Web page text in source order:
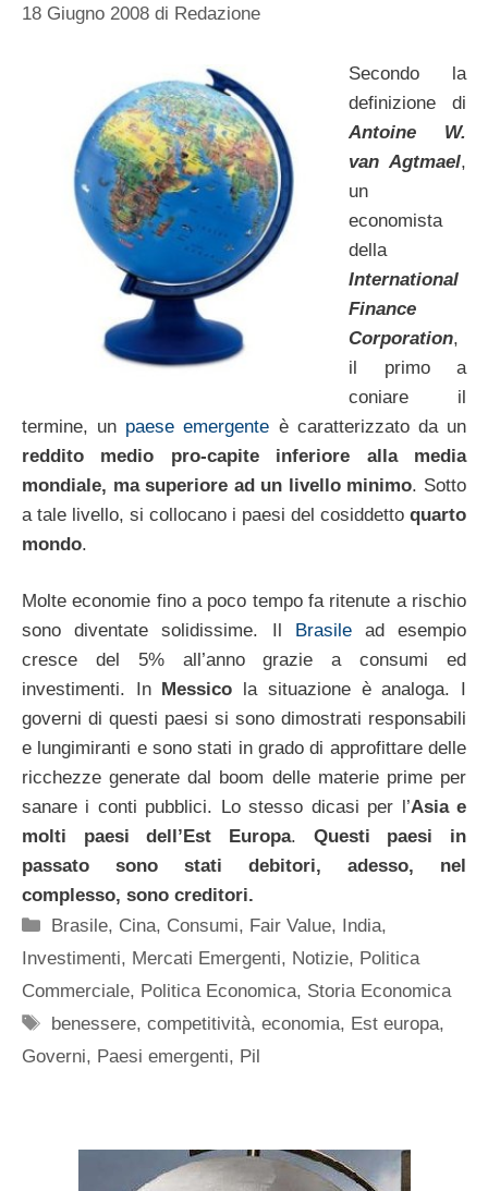
18 Giugno 2008 di Redazione
Secondo la
definizione di
Antoine W.
van Agtmael,
un
economista
della
International
Finance
Corporation,
il primo a
coniare il
termine, un paese emergente è caratterizzato da un
reddito medio pro-capite inferiore alla media
mondiale, ma superiore ad un livello minimo. Sotto
a tale livello, si collocano i paesi del cosiddetto quarto
mondo.
Molte economie fino a poco tempo fa ritenute a rischio
sono diventate solidissime. Il
Brasilead esempio
cresce del 5% all’anno grazie a consumi ed
investimenti. InMessico la situazione è analoga. I
governi di questi paesi si sono dimostrati responsabili
e lungimiranti e sono stati in grado di approfittare delle
ricchezze generate dal boom delle materie prime per
sanare i conti pubblici. Lo stesso dicasi per l’Asia e
molti paesi dell’Est Europa. Questi paesi in
passato sono stati debitori, adesso, nel
complesso, sono creditori.
Categorie
Brasile, Cina, Consumi, Fair Value, India,
Investimenti, Mercati Emergenti, Notizie, Politica
Commerciale, Politica Economica, Storia Economica
Tag
benessere,competitività,economia, Est europa,
Governi, Paesi emergenti, Pil